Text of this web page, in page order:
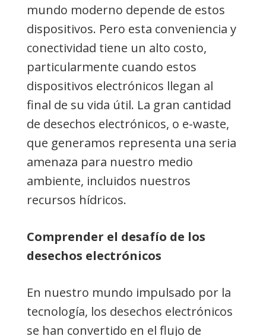
mundo moderno depende de estos
dispositivos. Pero esta conveniencia y
conectividad tiene un alto costo,
particularmente cuando estos
dispositivos electrónicos llegan al
final de su vida útil. La gran cantidad
de desechos electrónicos, o e-waste,
que generamos representa una seria
amenaza para nuestro medio
ambiente, incluidos nuestros
recursos hídricos.
Comprender el desafío de los
desechos electrónicos
En nuestro mundo impulsado por la
tecnología, los desechos electrónicos
se han convertido en el flujo de